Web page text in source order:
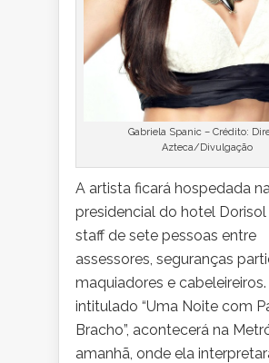
Gabriela Spanic – Crédito:
Azteca/Divulgação
A artista ficará hospedada
presidencial do hotel
staff de sete pessoas entre
assessores, seguranças
maquiadores e cabeleireiros.
intitulado “Uma Noite com
Bracho”, acontecerá na
amanhã, onde ela